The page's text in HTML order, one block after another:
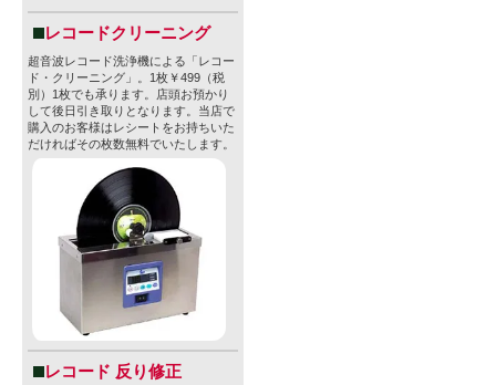
レコードクリーニング
超音波レコード洗浄機による「レコー
ド・クリーニング」。1枚￥499（税
別）1枚でも承ります。店頭お預かり
して後日引き取りとなります。当店で
購入のお客様はレシートをお持ちいた
だければその枚数無料でいたします。
レコード 反り修正